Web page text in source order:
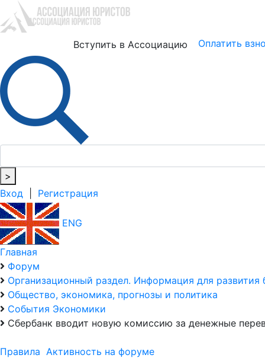
Вступить в Ассоциацию Оплатить
>
Вход
Регистрация
ENG
Главная
Форум
Организационный раздел. Информация для развития
Общество, экономика, прогнозы и политика
События Экономики
Сбербанк вводит новую комиссию за денежные
Правила Активность на форуме